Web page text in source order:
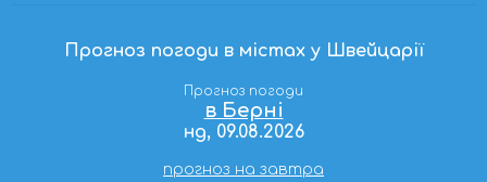
Прогноз погоди в містах у Швейцарії
Прогноз погоди
в Берні
нд, 09.08.2026
прогноз на завтра